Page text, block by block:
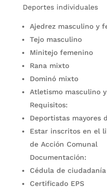
Deportes individuales
Ajedrez masculino y
Tejo masculino
Minitejo femenino
Rana mixto
Dominó mixto
Atletismo masculino
Requisitos:
Deportistas mayores
Estar inscritos en el
de Acción Comunal
Documentación:
Cédula de ciudadanía
Certificado EPS